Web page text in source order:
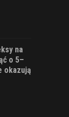
na
o 5–
okazują